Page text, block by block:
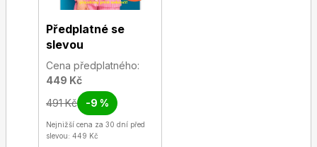
Předplatné se
slevou
Cena předplatného:
449 Kč
491 Kč
-9 %
Nejnižší cena za 30 dní před
slevou: 449 Kč